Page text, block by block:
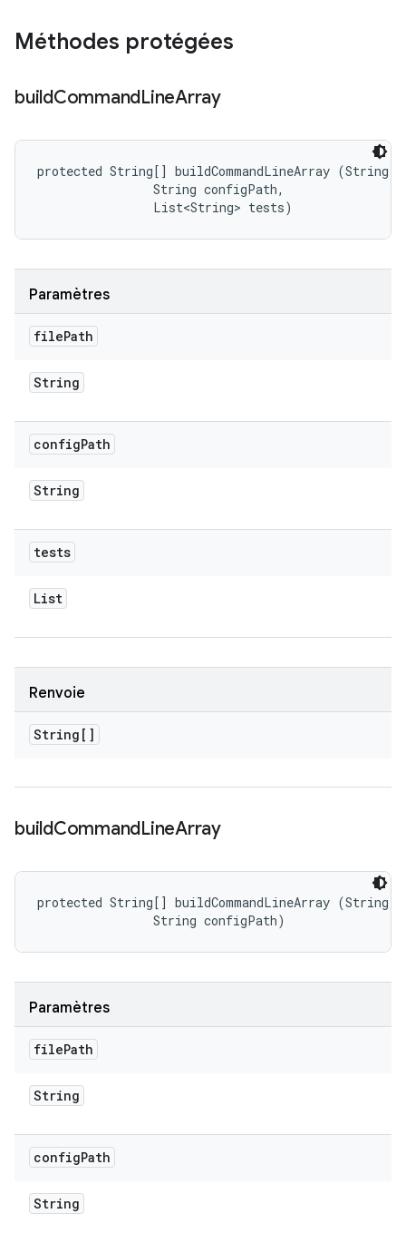
Méthodes protégées
buildCommandLineArray
protected String[] buildCommandLineArray
                String configPath,
                List<String> tests)
Paramètres
filePath
String
configPath
String
tests
List
Renvoie
String[]
buildCommandLineArray
protected String[] buildCommandLineArray
                String configPath)
Paramètres
filePath
String
configPath
String